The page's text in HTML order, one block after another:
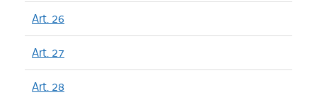
Art. 26
Art. 27
Art. 28